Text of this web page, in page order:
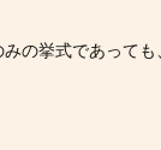
の挙式であって